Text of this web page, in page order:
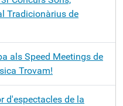
Tradicionàrius de
als Speed Meetings de
Trovam!
d'espectacles de la